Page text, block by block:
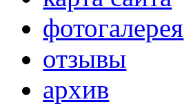
фотогалерея
отзывы
архив